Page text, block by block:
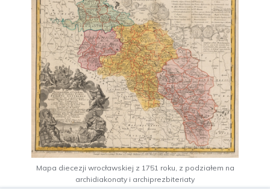
Mapa diecezji wrocławskiej z 1751 roku, z podziałem na
archidiakonaty i archiprezbiteriaty